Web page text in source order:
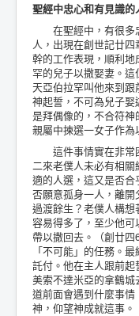
聖經中忠心和有見識的
在聖經中，有很多
人，出現在創世記廿
幹的工作表現，順利
罕的兒子以撒娶妻。
天亞伯拉罕叫他來到
神起誓，不可為兒子娶
是拜偶像的，不合符
親屬中揀選一女子作為
這件事情實在非常
二來老僕人未必有相
適的人選，這又是否
否願意孤身一人，離開
過渡餘生？老僕人構
容易得多了，至少他
帶以撒回去。（創廿
「不可能」的任務。
託付。他在主人跟前
美索不達米亞的拿鶴
道前面會遇到什麼事
神，仰望神成就這事。